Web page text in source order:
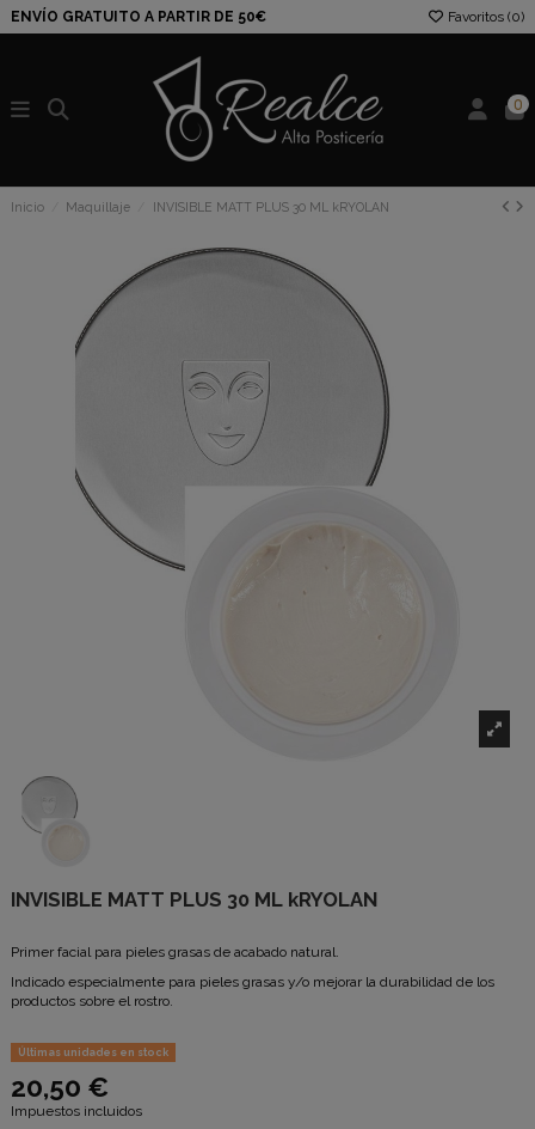
ENVÍO GRATUITO A PARTIR DE 50€ Favoritos (0)
0
Inicio Maquillaje INVISIBLE MATT PLUS 30 ML kRYOLAN
INVISIBLE MATT PLUS 30 ML kRYOLAN
Primer facial para pieles grasas de acabado natural.
Indicado especialmente para pieles grasas y/o mejorar la durabilidad de los
productos sobre el rostro.
Últimas unidades en stock
20,50 €
Impuestos incluidos